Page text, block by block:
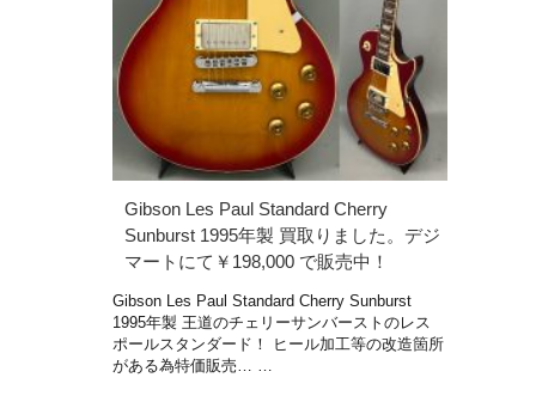
Gibson Les Paul Standard Cherry
Sunburst 1995年製 買取りました。デジ
マートにて￥198,000 で販売中！
Gibson Les Paul Standard Cherry Sunburst
1995年製 王道のチェリーサンバーストのレス
ポールスタンダード！ ヒール加工等の改造箇所
がある為特価販売… …